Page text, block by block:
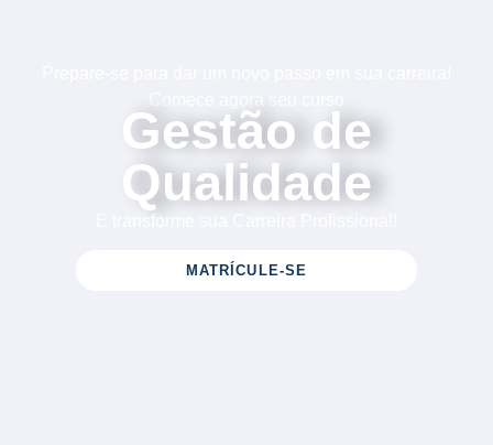
Gestão de
Qualidade
E transforme sua Carreira Profissional!
MATRÍCULE-SE